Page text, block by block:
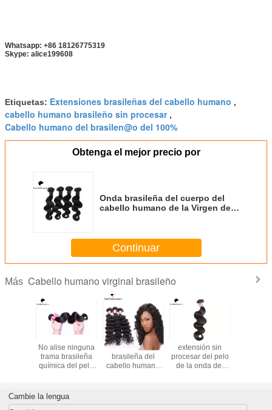
Whatsapp: +86 18126775319
Skype: alice199608
Etiquetas: Extensiones brasileñas del cabello humano ,
cabello humano brasileño sin procesar,
Cabello humano del brasilen@o del 100%
Obtenga el mejor precio por
Onda brasileña del cuerpo del
cabello humano de la Virgen del
procesar
Continuar
Más Cabello humano virginal brasileño
No alise ninguna
trama brasileña
química del pelo
del cuerpo
ningunas
Extensión
brasileña del
cabello humano
para las mujeres
extensión sin
procesar del pelo
de la onda del
brasileño de 7Al
Cambie la lengua